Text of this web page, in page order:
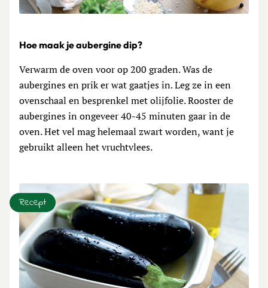
Hoe maak je aubergine dip?
Verwarm de oven voor op 200 graden. Was de
aubergines en prik er wat gaatjes in. Leg ze in een
ovenschaal en besprenkel met olijfolie. Rooster de
aubergines in ongeveer 40-45 minuten gaar in de
oven. Het vel mag helemaal zwart worden, want je
gebruikt alleen het vruchtvlees.
Recept